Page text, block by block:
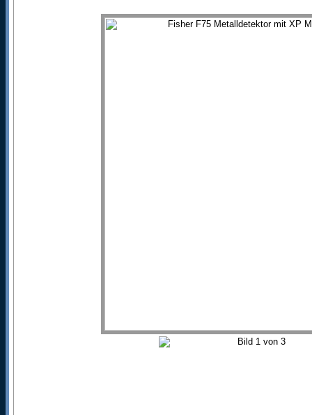
Bild 1 von 3